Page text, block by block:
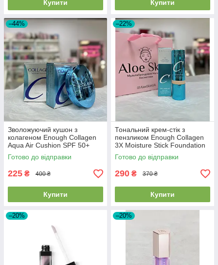
Купити Купити
–44%
Зволожуючий кушон з
колагеном Enough Collagen
Aqua Air Cushion SPF 50+
PA+++ 15г #13 Light Beige
Готово до відправки
225 ₴ 400 ₴
Купити
–22%
Тональний крем-стік з
пензликом Enough Collagen
3X Moisture Stick Foundation
SPF50+PA++++ #21 Natural
Beige 14г
Готово до відправки
290 ₴ 370 ₴
Купити
–20% –20%